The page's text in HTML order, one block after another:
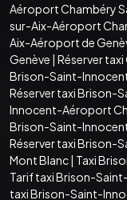
Aéroport Chambéry
sur-Aix-Aéroport
Aix-Aéroport de
Genève | Réserver
Brison-Saint-
Réserver taxi Brison-
Innocent-Aéroport
Brison-Saint-
Réserver taxi Brison-
Mont Blanc| Taxi
Tarif taxi Brison-
taxi Brison-Saint-